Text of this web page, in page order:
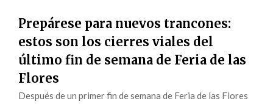
Prepárese para nuevos trancones:
estos son los cierres viales del
último fin de semana de Feria de las
Flores
Después de un primer fin de semana de Feria de las Flores